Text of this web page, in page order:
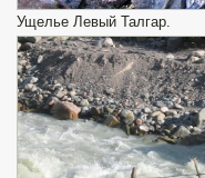
Ущелье Левый Талгар.